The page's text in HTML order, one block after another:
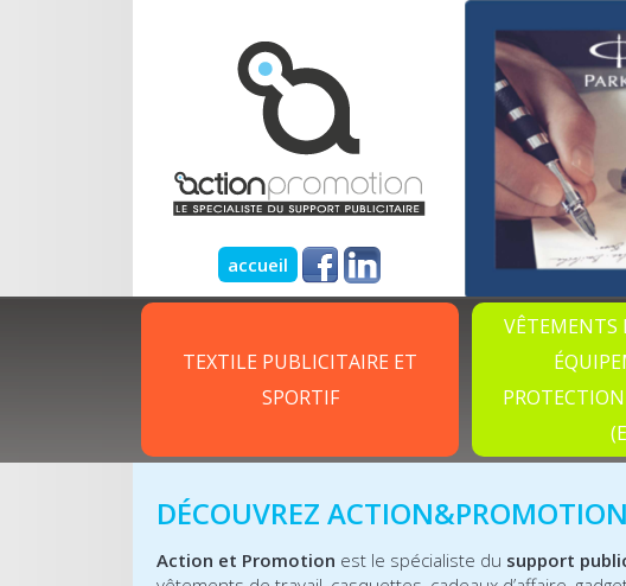
accueil
TEXTILE PUBLICITAIRE ET
SPORTIF
VÊTEMENTS
DÉCOUVREZ
Action et Promotion est le spécialiste du support